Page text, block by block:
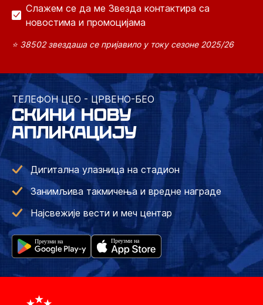
Слажем се да ме Звезда контактира са
новостима и промоцијама
⭐ 38502 звездаша се пријавило у току сезоне 2025/26
ТЕЛЕФОН ЦЕО - ЦРВЕНО-БЕО
СКИНИ НОВУ
АПЛИКАЦИЈУ
Дигитална улазница на стадион
Занимљива такмичења и вредне награде
Најсвежије вести и меч центар